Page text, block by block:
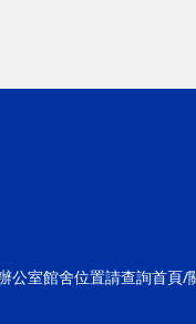
公室館舍位置請查詢首頁/